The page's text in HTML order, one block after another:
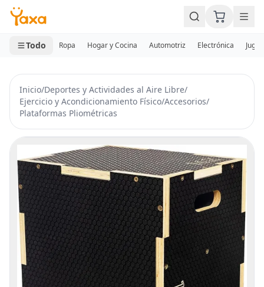
MINI CARRITO
0 productos
Todo Ropa Hogar y Cocina Automotriz Electrónica
Inicio/Deportes y Actividades al Aire Libre/
Ejercicio y Acondicionamiento Físico/Accesorios/
Plataformas Pliométricas